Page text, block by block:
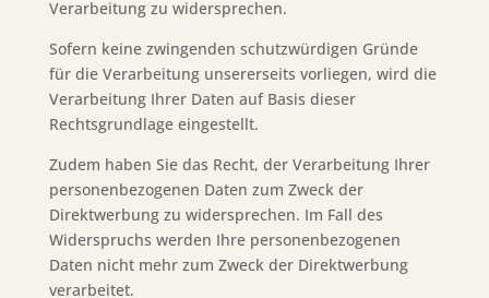
Verarbeitung zu widersprechen.
Sofern keine zwingenden schutzwürdigen Gründe
für die Verarbeitung unsererseits vorliegen, wird die
Verarbeitung Ihrer Daten auf Basis dieser
Rechtsgrundlage eingestellt.
Zudem haben Sie das Recht, der Verarbeitung Ihrer
personenbezogenen Daten zum Zweck der
Direktwerbung zu widersprechen. Im Fall des
Widerspruchs werden Ihre personenbezogenen
Daten nicht mehr zum Zweck der Direktwerbung
verarbeitet.